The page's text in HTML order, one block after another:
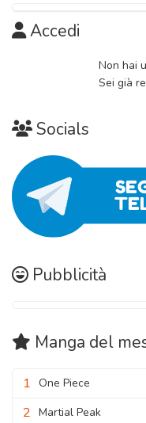
Accedi
Non hai
Sei già
Socials
Pubblicità
Manga del
1 One Piece
2 Martial Peak